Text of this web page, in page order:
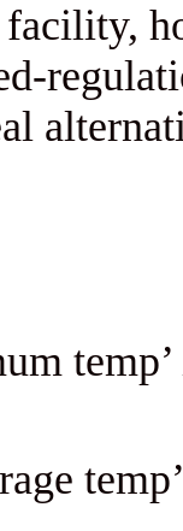
public
an
at